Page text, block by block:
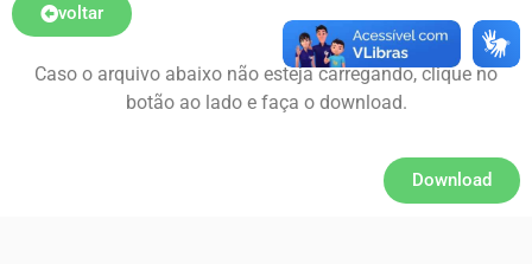
voltar
Caso o arquivo abaixo não esteja carregando, clique no
botão ao lado e faça o download.
Download